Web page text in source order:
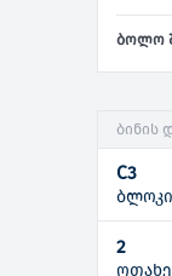
ბოლო
ბინის
C3
ბლოკი
2